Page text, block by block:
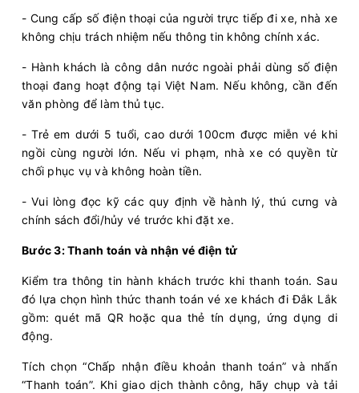
20:0009/08/2026 10/0805:40(9 giờ 40 phút)
Văn phòng Bến xe Miền
Đông Cũ - Dãy 1-A1
Krông Búk
(Dọc Quốc lộ
Cường Ny Limousine 24 Phòng...
Giá vé: 450.000 Còn trống:
20:0009/08/2026 10/0805:15
Bến xe An Sương Bến xe Buôn Hồ
Cường Ny Limousine 34 giường
Giá vé:380.000 Còn trống:20+ Chọn mua
20:00 09/08/2026 10/08 06:05 (10 giờ 5 phút)
- Cung cấp số điện thoại của người trực tiếp đi xe, nhà xe
không chịu trách nhiệm nếu thông tin không chính xác.
- Hành khách là công dân nước ngoài phải dùng số điện
thoại đang hoạt động tại Việt Nam. Nếu không, cần đến
văn phòng để làm thủ tục.
- Trẻ em dưới 5 tuổi, cao dưới 100cm được miễn vé khi
ngồi cùng người lớn. Nếu vi phạm, nhà xe có quyền từ
chối phục vụ và không hoàn tiền.
- Vui lòng đọc kỹ các quy định về hành lý, thú cưng và
chính sách đổi/hủy vé trước khi đặt xe.
Bước 3: Thanh toán và nhận vé điện tử
Kiểm tra thông tin hành khách trước khi thanh toán. Sau
đó lựa chọn hình thức thanh toán vé xe khách đi Đắk Lắk
gồm: quét mã QR hoặc qua thẻ tín dụng, ứng dụng di
động.
Tích chọn “Chấp nhận điều khoản thanh toán” và nhấn
“Thanh toán”. Khi giao dịch thành công, hãy chụp và tải